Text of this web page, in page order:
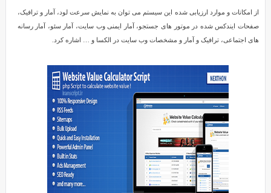
از امکانات و موارد ارزیابی شده این سیستم می توان به نمایش سرعت لود، آمار و ترافیک،
صفحات ایندکس شده در موتور های جستجو، آمار ایمنی وب سایت، آمار سئو، آمار رسانه
های اجتماعی، ترافیک و آمار و مشخصات وب سایت در الکسا و … اشاره کرد.